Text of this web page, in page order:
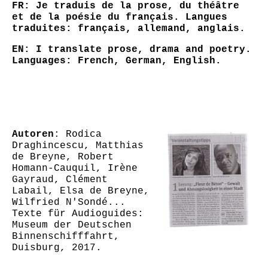
FR: Je traduis de la prose, du théâtre
et de la poésie du français. Langues
traduites: français, allemand, anglais.
EN: I translate prose, drama and poetry.
Languages: French, German, English.
Autoren : Rodica
Draghincescu, Matthias
de Breyne, Robert
Homann-Cauquil, Irène
Gayraud, Clément
Labail, Elsa de Breyne,
Wilfried N'Sondé...
Texte für Audioguides:
Museum der Deutschen
Binnenschifffahrt,
Duisburg, 2017.